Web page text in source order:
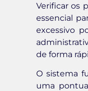
Verificar os
essencial
excessivo
de forma
O sistema
uma